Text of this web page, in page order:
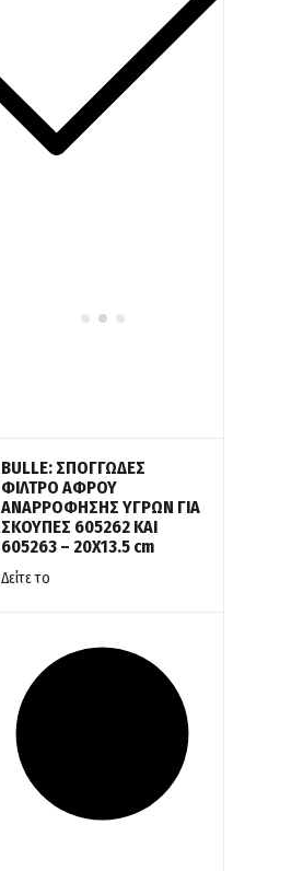
BULLE: ΣΠΟΓΓΩΔΕΣ
ΦΙΛΤΡΟ ΑΦΡΟΥ
ΑΝΑΡΡΟΦΗΣΗΣ ΥΓΡΩΝ ΓΙΑ
ΣΚΟΥΠΕΣ 605262 ΚΑΙ
605263 – 20Χ13.5 cm
Δείτε το